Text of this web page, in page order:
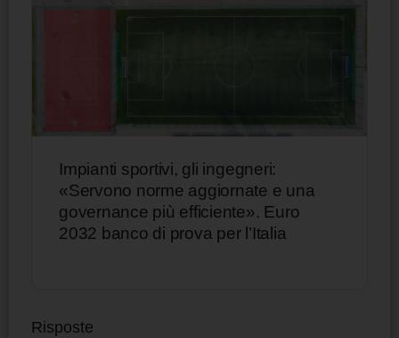
Impianti sportivi, gli ingegneri:
«Servono norme aggiornate e una
governance più efficiente». Euro
2032 banco di prova per l’Italia
Risposte